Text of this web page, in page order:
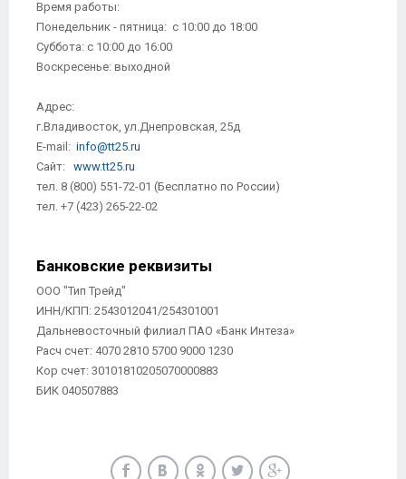
Время работы:
Понедельник - пятница: с 10:00 до 18:00
Суббота: с 10:00 до 16:00
Воскресенье: выходной
Адрес:
г.Владивосток, ул.Днепровская, 25д
E-mail: info@tt25.ru
Сайт: www.tt25.ru
тел. 8 (800) 551-72-01 (Бесплатно по России)
тел. +7 (423) 265-22-02
Банковские реквизиты
ООО "Тип Трейд"
ИНН/КПП: 2543012041/254301001
Дальневосточный филиал ПАО «Банк Интеза»
Расч счет: 4070 2810 5700 9000 1230
Кор счет: 30101810205070000883
БИК 040507883